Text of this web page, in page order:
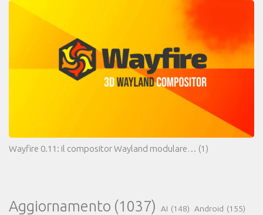
Wayfire 0.11: il compositor Wayland modulare… (1)
Aggiornamento (1037) AI (148) Android (155)